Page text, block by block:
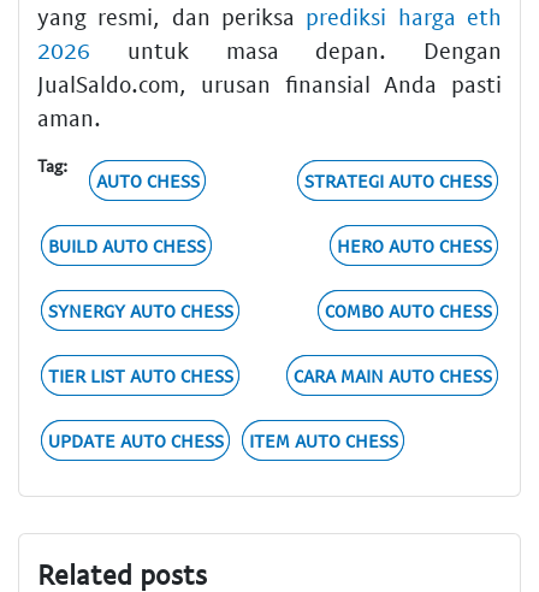
yang resmi, dan periksa prediksi harga eth
2026 untuk masa depan. Dengan
JualSaldo.com, urusan finansial Anda pasti
aman.
Tag:
AUTO CHESS STRATEGI AUTO CHESS
BUILD AUTO CHESS HERO AUTO CHESS
SYNERGY AUTO CHESS COMBO AUTO CHESS
TIER LIST AUTO CHESS CARA MAIN AUTO CHESS
UPDATE AUTO CHESS ITEM AUTO CHESS
Related posts